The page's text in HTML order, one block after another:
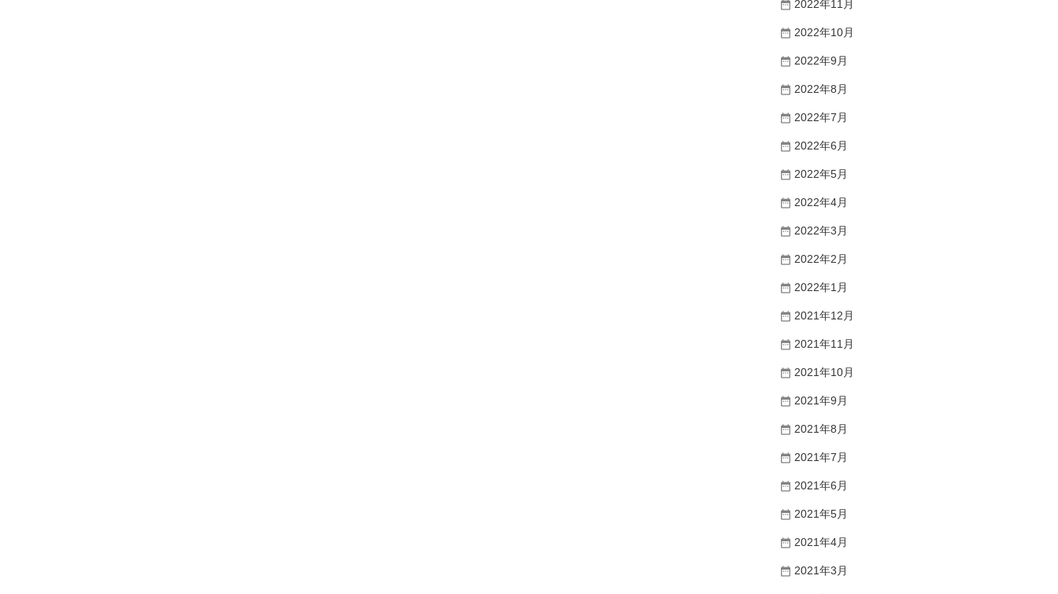
2022年11月
2022年10月
2022年9月
2022年8月
2022年7月
2022年6月
2022年5月
2022年4月
2022年3月
2022年2月
2022年1月
2021年12月
2021年11月
2021年10月
2021年9月
2021年8月
2021年7月
2021年6月
2021年5月
2021年4月
2021年3月